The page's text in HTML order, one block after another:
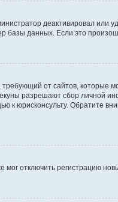
деактивировал или
данных. Если это
от сайтов, которые
разрешают сбор личной
к юрисконсульту. Обратите
отключить регистрацию